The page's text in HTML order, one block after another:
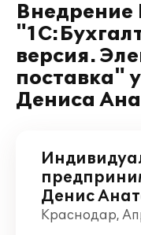
версия.
поставка"
Дениса
Денис
Краснодар,